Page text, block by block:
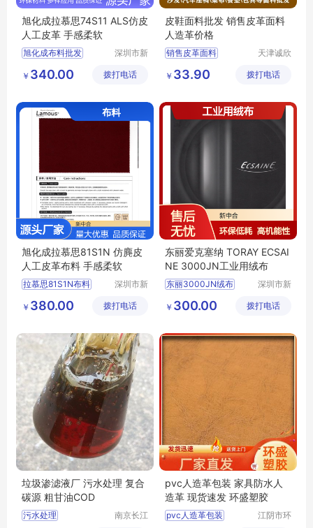
旭化成拉慕思74S11 ALS仿皮
人工皮革 手感柔软
旭化成布料批发
LAMOUS布料批发
ALS74S11布料
深圳市新
链有限公
￥ 340.00 拨打电话
皮鞋面料批发 销售皮革面料
人造革价格
销售皮革面料
人造革价格
天津诚欣
有限公司
￥ 33.90 拨打电话
旭化成拉慕思81S1N 仿麂皮
人工皮革布料 手感柔软
拉慕思81S1N布料
ASAHIKASEI布料
深圳市新
链有限公
￥ 380.00 拨打电话
东丽爱克塞纳 TORAY ECSAI
NE 3000JN工业用绒布
东丽3000JN绒布
ECSAINE绒布
深圳市新
链有限公
￥ 300.00 拨打电话
垃圾渗滤液厂 污水处理 复合
碳源 粗甘油COD
污水处理
南京长江
pvc人造革包装 家具防水人
造革 现货速发 环盛塑胶
pvc人造革包装
江阴市环